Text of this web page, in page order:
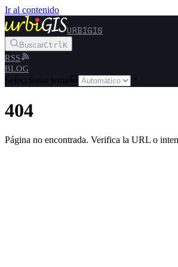
Ir al contenido
URBIGIS
BuscarCtrlK
RSS
BLOG
Seleccionar tema
404
Página no encontrada. Verifica la URL o